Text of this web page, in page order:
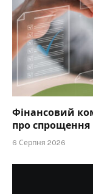
Фінансовий
про спрощення
6 Серпня 2026